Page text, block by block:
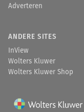
Adverteren
ANDERE SITES
InView
Wolters Kluwer
Wolters Kluwer Shop